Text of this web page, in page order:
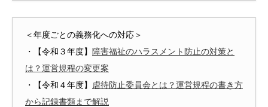
＜年度ごとの義務化への対応＞
・【令和３年度】 障害福祉のハラスメント防止の対策と
は？運営規程の変更案
・【令和４年度】
虐待防止委員会とは？運営規程の書き方
から記録書類まで解説